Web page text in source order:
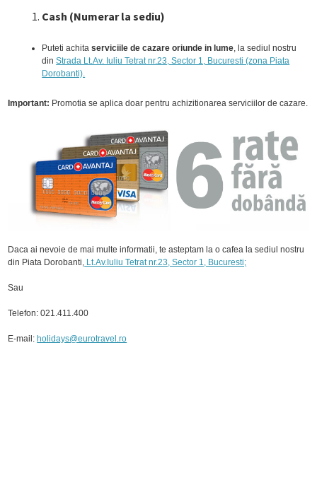
Cash (Numerar la sediu)
Puteti achitaserviciile de cazare oriunde in lume , la sediul nostru
dinStrada Lt.Av. Iuliu Tetrat nr.23, Sector 1, Bucuresti (zona Piata
Dorobanti).
Important: Promotia se aplica doar pentru achizitionarea serviciilor de cazare.
Daca ai nevoie de mai multe informatii, te asteptam la o cafea la sediul nostru
din Piata Dorobanti, Lt.Av.Iuliu Tetrat nr.23, Sector 1, Bucuresti;
Sau
Telefon: 021.411.400
E-mail: holidays@eurotravel.ro